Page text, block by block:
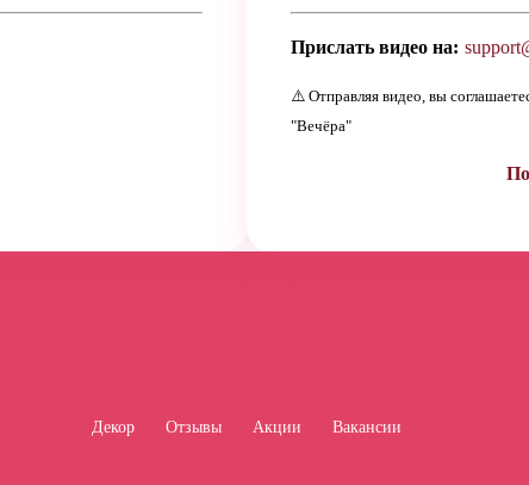
Прислать видео на:
⚠️ Отправляя видео, вы
"Вечёра"
Декор Отзывы Акции Вакансии